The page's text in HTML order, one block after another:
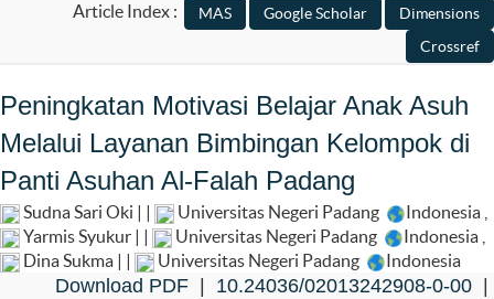
Article Index :
Peningkatan Motivasi Belajar Anak Asuh
Melalui Layanan Bimbingan Kelompok di
Panti Asuhan Al-Falah Padang
Sudna Sari Oki | | Universitas Negeri Padang Indonesia
Yarmis Syukur | |
Universitas Negeri Padang Indonesia
Dina Sukma | |
Universitas Negeri Padang Indonesia
Download PDF 10.24036/02013242908-0-00